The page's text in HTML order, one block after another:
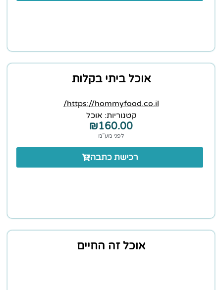
אוכל ביתי בקלות
https://hommyfood.co.il/
קטגוריות: אוכל
₪160.00
לפני מע”מ
רכישת כתבה
אוכל זה החיים